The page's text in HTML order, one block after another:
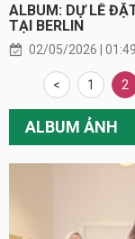
ALBUM: DỰ LỄ
TẠI BERLIN
02/05/2026 | 01:49
< 1 2
ALBUM ẢNH